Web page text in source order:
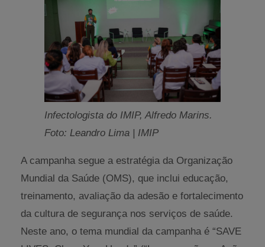
Infectologista do IMIP, Alfredo Marins.
Foto: Leandro Lima | IMIP
A campanha segue a estratégia da Organização
Mundial da Saúde (OMS), que inclui educação,
treinamento, avaliação da adesão e fortalecimento
da cultura de segurança nos serviços de saúde.
Neste ano, o tema mundial da campanha é “SAVE